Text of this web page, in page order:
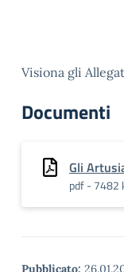
Visiona gli
Documenti
Gli
pdf - 7482
Pubblicato: